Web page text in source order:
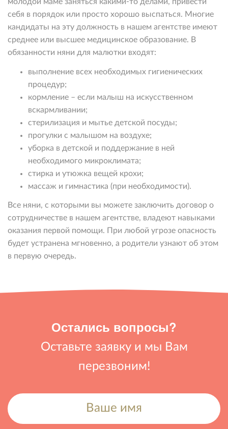
себя в порядок или просто хорошо выспаться. Многие
кандидаты на эту должность в нашем агентстве имеют
среднее или высшее медицинское образование. В
обязанности няни для малютки входят:
выполнение всех необходимых гигиенических
процедур;
кормление – если малыш на искусственном
вскармливании;
стерилизация и мытье детской посуды;
прогулки с малышом на воздухе;
уборка в детской и поддержание в ней
необходимого микроклимата;
стирка и утюжка вещей крохи;
массаж и гимнастика (при необходимости).
Все няни, с которыми вы можете заключить договор о
сотрудничестве в нашем агентстве, владеют навыками
оказания первой помощи. При любой угрозе опасность
будет устранена мгновенно, а родители узнают об этом
в первую очередь.
Остались вопросы?
Оставьте заявку и мы Вам
перезвоним!